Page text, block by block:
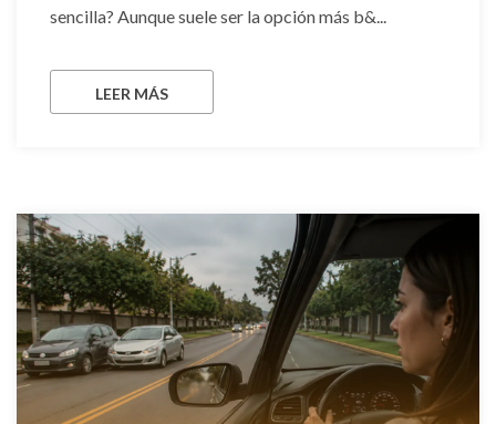
sencilla? Aunque suele ser la opción más b&...
LEER MÁS